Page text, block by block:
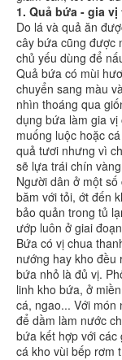
1. Quả bứa - gia
Do lá và quả ăn
cây bứa cũng được
chủ yếu dùng để
Quả bứa có mùi
chuyển sang màu
nhìn thoáng qua
dụng bứa làm gia
muống luộc hoặc
quả tươi nhưng vì
sẽ lựa trái chín
Người dân ở một
băm với tỏi, ớt đến
bảo quản trong tủ
ướp luôn ở giai
Bứa có vị chua
nướng hay kho đều
bứa nhỏ là đủ vị.
linh kho bứa, ở
cá, ngao... Với
để dầm làm nước
bứa kết hợp với các
cá kho vùi bếp rơm